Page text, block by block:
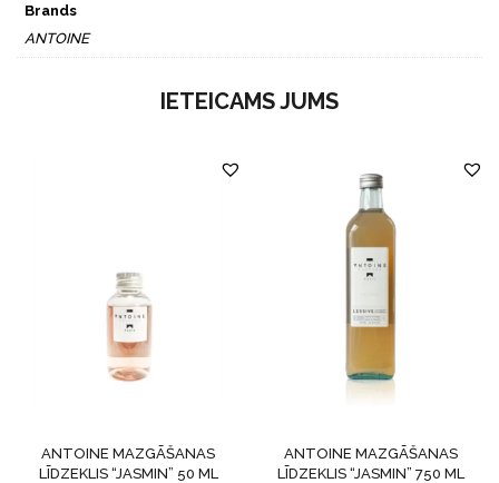
Brands
ANTOINE
IETEICAMS JUMS
ANTOINE MAZGĀŠANAS
LĪDZEKLIS “JASMIN” 50 ML
ANTOINE MAZGĀŠANAS
LĪDZEKLIS “JASMIN” 750 ML